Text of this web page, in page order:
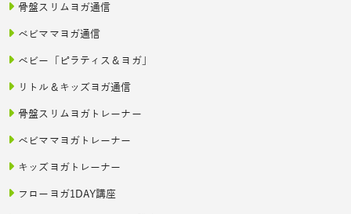
骨盤スリムヨガ通信
ベビママヨガ通信
ベビー「ピラティス＆ヨガ」
リトル＆キッズヨガ通信
骨盤スリムヨガトレーナー
ベビママヨガトレーナー
キッズヨガトレーナー
フローヨガ1DAY講座